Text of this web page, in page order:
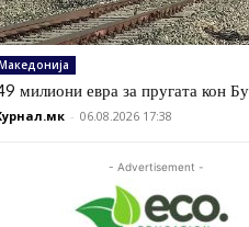
милиони евра за пругата кон
- 06.08.2026 17:38
- Advertisement -